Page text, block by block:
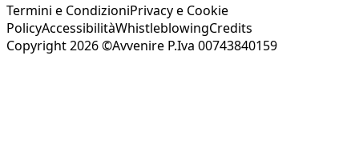
Termini e CondizioniPrivacy e Cookie
PolicyAccessibilitàWhistleblowingCredits
Copyright 2026 ©Avvenire P.Iva 00743840159